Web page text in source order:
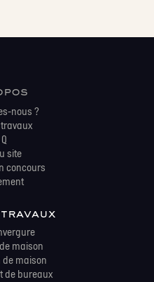
nous ?
travaux
site
concours
travaux
maison
de maison
de bureaux